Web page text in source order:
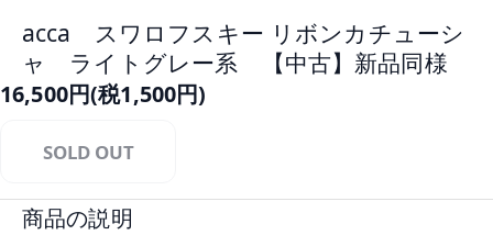
acca スワロフスキー リボンカチューシ
ャ ライトグレー系 【中古】新品同様
16,500円(税1,500円)
SOLD OUT
商品の説明